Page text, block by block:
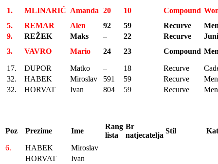
1. MLINARIĆ Amanda 20 10 Compound
5.
REMAR Alen 92 59 Recurve
9.
REŽEK Maks – 22 Recurve
3.
VAVRO Mario 24 23 Compound
17. DUPOR Matko – 18 Recurve
32.
HABEK Miroslav 591 59 Recurve
Men
32.
HORVAT Ivan 804 59 Recurve Men
Poz Prezime Ime
Rang
lista
Br
natjecatelja
Stil Kat
6. HABEK
Miroslav
HORVAT
Ivan